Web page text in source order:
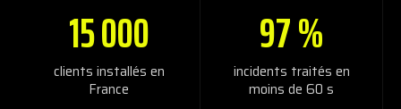
15 000
clients installés en
France
97 %
incidents traités en
moins de 60 s